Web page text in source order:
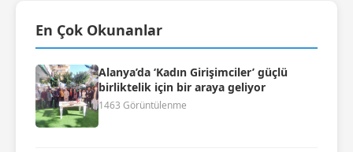
En Çok Okunanlar
Alanya’da ‘Kadın Girişimciler’ güçlü
birliktelik için bir araya geliyor
1463 Görüntülenme